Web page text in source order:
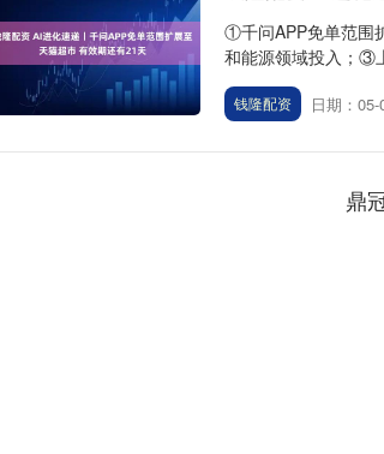
①千问APP免单范围
和能源领域投入；③
钱隆配资 日期：05-
鼎